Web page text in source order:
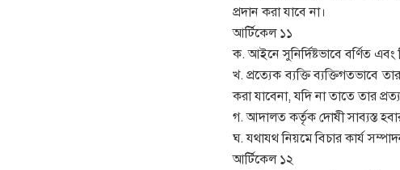
প্রদান করা যাবে না।
আর্টিকেল ১১
ক. আইনে সুনির্দিষ্টভাবে বর্ণিত
খ. প্রত্যেক ব্যক্তি ব্যক্তিগতভাবে
করা যাবেনা, যদি না তাতে তার
গ. আদালত কর্তৃক দোষী সাব্যস্ত হবার
ঘ. যথাযথ নিয়মে বিচার কার্য
আর্টিকেল ১২